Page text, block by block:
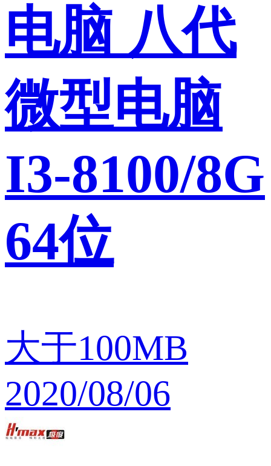
电脑 八代
微型电脑
I3-8100/8G
64位
大于100MB
2020/08/06